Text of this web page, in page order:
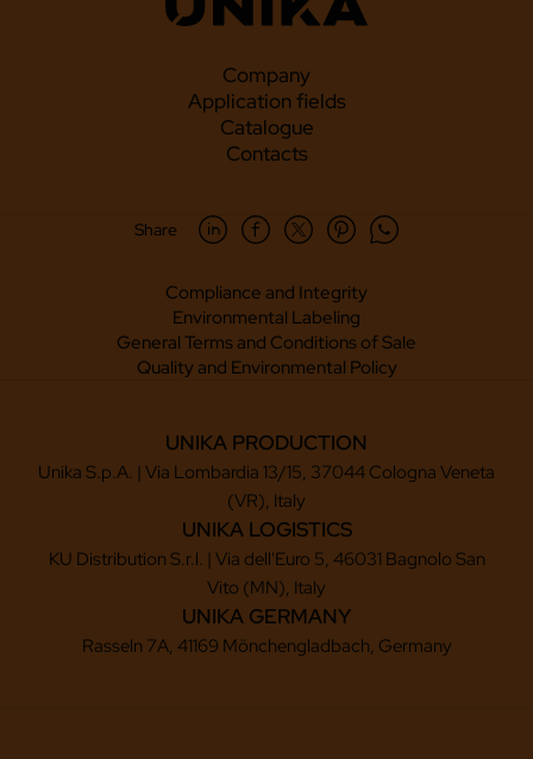
Company
Application fields
Catalogue
Contacts
Compliance and Integrity
Environmental Labeling
General Terms and Conditions of Sale
Quality and Environmental Policy
Share
UNIKA PRODUCTION
Unika S.p.A. | Via Lombardia 13/15, 37044 Cologna Veneta
(VR), Italy
UNIKA LOGISTICS
KU Distribution S.r.l. | Via dell'Euro 5, 46031 Bagnolo San
Vito (MN), Italy
UNIKA GERMANY
Rasseln 7A, 41169 Mönchengladbach, Germany